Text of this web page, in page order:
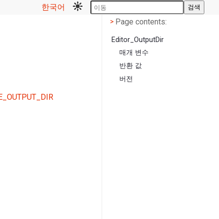
한국어 검색
< Page contents
> Page contents:
Editor_OutputDir
매개 변수
반환 값
버전